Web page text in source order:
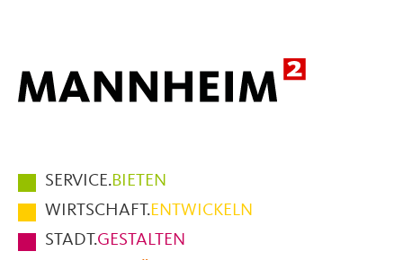
Hauptmenüpunkte
im
Fußbereich
der
SERVICE.BIETEN
WIRTSCHAFT.ENTWICKELN
STADT.GESTALTEN